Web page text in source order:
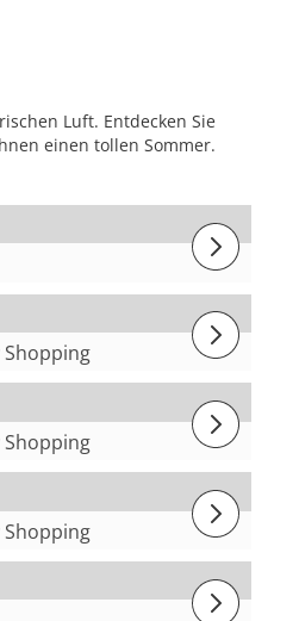
Luft. Entdecken Sie
einen tollen Sommer.
Sophie